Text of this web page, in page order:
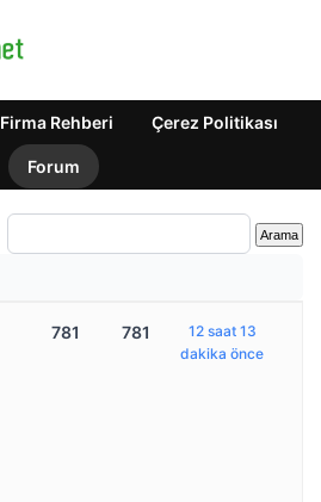
Firma Rehberi Çerez Politikası
Forum
781 781
12 saat 13
dakika önce